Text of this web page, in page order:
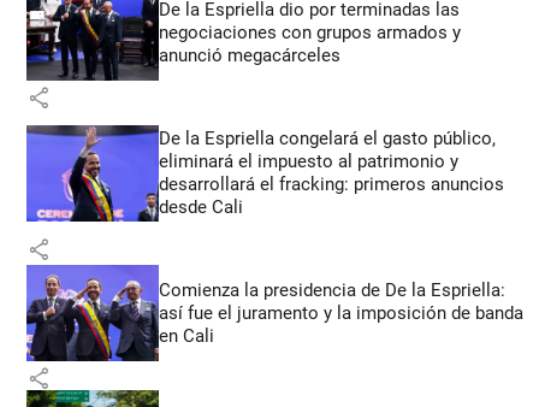
De la Espriella dio por terminadas las
negociaciones con grupos armados y
anunció megacárceles
share
De la Espriella congelará el gasto público,
eliminará el impuesto al patrimonio y
desarrollará el fracking: primeros anuncios
desde Cali
share
Comienza la presidencia de De la Espriella:
así fue el juramento y la imposición de banda
en Cali
share